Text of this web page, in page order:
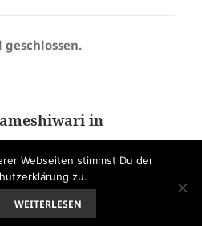
in
Webseiten stimmst Du der
zu.
WEITERLESEN